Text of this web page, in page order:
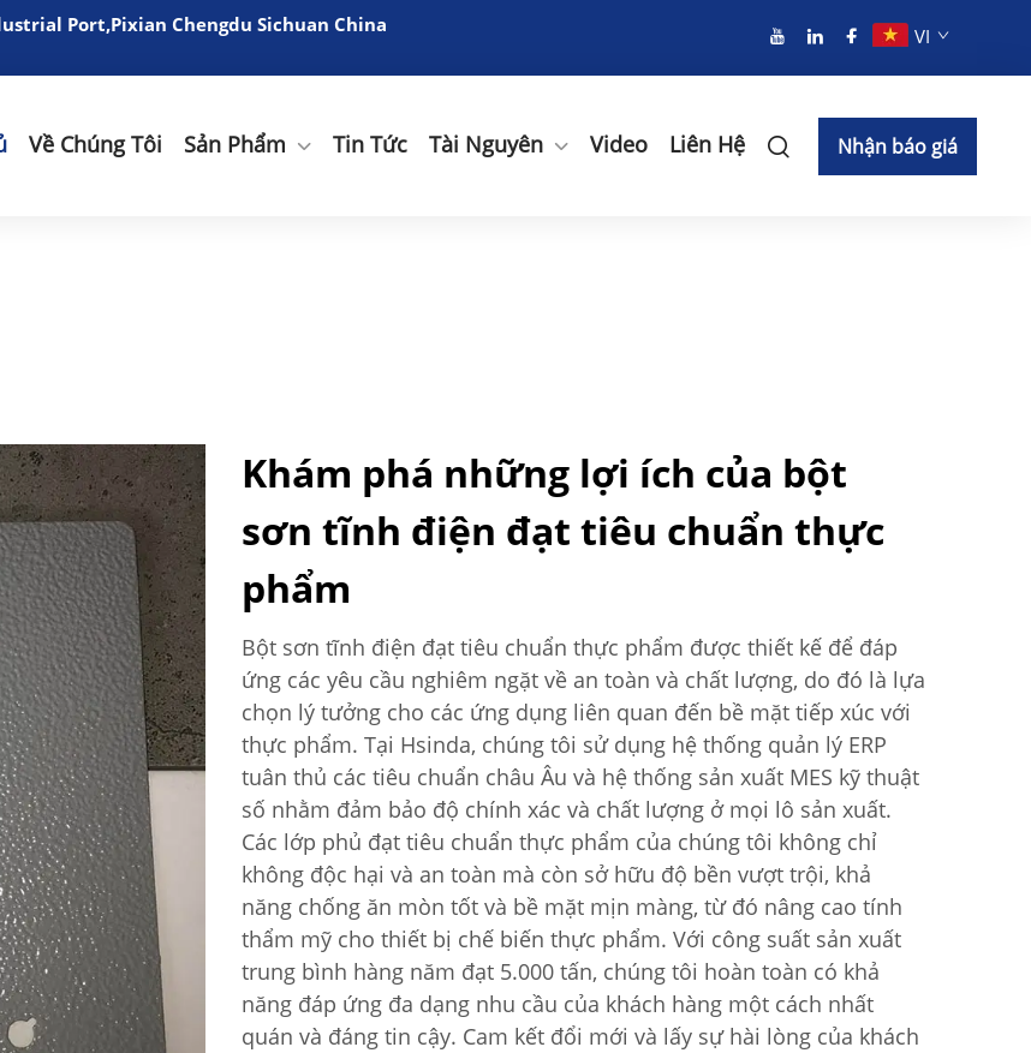
Port,Pixian Chengdu Sichuan China
VI
Về Chúng Tôi Sản Phẩm Tin Tức Tài Nguyên Video Liên Hệ Nhận báo giá
Khám phá những lợi ích của bột
sơn tĩnh điện đạt tiêu chuẩn thực
phẩm
Bột sơn tĩnh điện đạt tiêu chuẩn thực phẩm được thiết kế để đáp
ứng các yêu cầu nghiêm ngặt về an toàn và chất lượng, do đó là lựa
chọn lý tưởng cho các ứng dụng liên quan đến bề mặt tiếp xúc với
thực phẩm. Tại Hsinda, chúng tôi sử dụng hệ thống quản lý ERP
tuân thủ các tiêu chuẩn châu Âu và hệ thống sản xuất MES kỹ thuật
số nhằm đảm bảo độ chính xác và chất lượng ở mọi lô sản xuất.
Các lớp phủ đạt tiêu chuẩn thực phẩm của chúng tôi không chỉ
không độc hại và an toàn mà còn sở hữu độ bền vượt trội, khả
năng chống ăn mòn tốt và bề mặt mịn màng, từ đó nâng cao tính
thẩm mỹ cho thiết bị chế biến thực phẩm. Với công suất sản xuất
trung bình hàng năm đạt 5.000 tấn, chúng tôi hoàn toàn có khả
năng đáp ứng đa dạng nhu cầu của khách hàng một cách nhất
quán và đáng tin cậy. Cam kết đổi mới và lấy sự hài lòng của khách